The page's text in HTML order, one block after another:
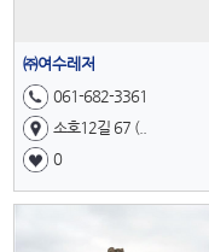
㈜여수레저
061-682-3361
소호12길 67 (..
0